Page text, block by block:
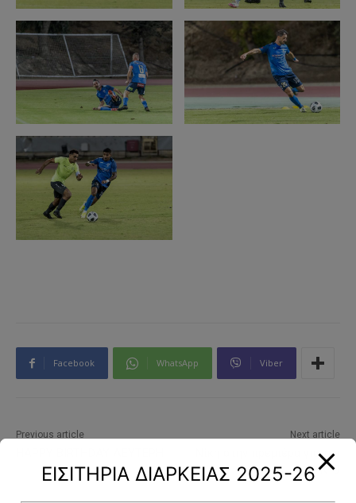
Facebook WhatsApp Viber
Previous article Next article
Νίκη στην πρεμιέρα για την
Κ19
ΕΙΣΙΤΗΡΙΑ ΔΙΑΡΚΕΙΑΣ 2025-26